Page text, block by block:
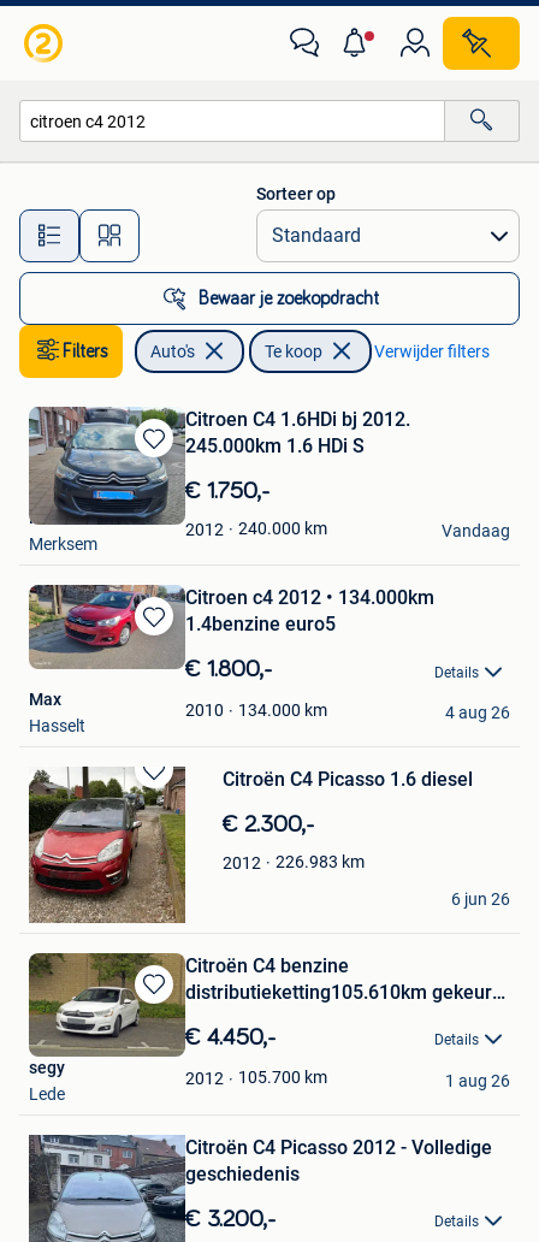
Alle afstanden…
Sorteer op
Bewaar je zoekopdracht
Filters Auto's Te koop Verwijder filters
Bewaren
in
Mijn
Favorieten
Citroen C4 1.6HDi bj 2012.
245.000km 1.6 HDi S
€ 1.750,-
2012 240.000 km
For all mankind
Merksem
Vandaag
Bewaren
Favorieten
Citroen c4 2012 • 134.000km
1.4benzine euro5
€ 1.800,- Details
2010 134.000 km
Max
Hasselt
4 aug 26
Bewaren
in
Mijn
Favorieten
Citroën C4 Picasso 1.6 diesel
€ 2.300,-
2012 226.983 km
cam van ere
Dendermonde
6 jun 26
Bewaren
in
Mijn
Favorieten
Citroën C4 benzine
distributieketting105.610km gekeurd
€ 4.450,- Details
2012 105.700 km
segy
Lede
1 aug 26
Mijn
Favorieten
Citroën C4 Picasso 2012 - Volledige
geschiedenis
€ 3.200,- Details